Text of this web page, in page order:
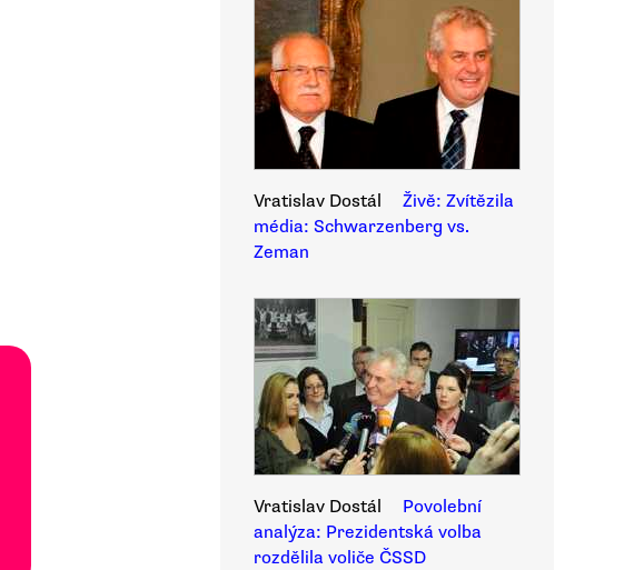
Vratislav Dostál
Živě: Zvítězila
média: Schwarzenberg vs.
Zeman
Vratislav Dostál
Povolební
analýza: Prezidentská volba
rozdělila voliče ČSSD